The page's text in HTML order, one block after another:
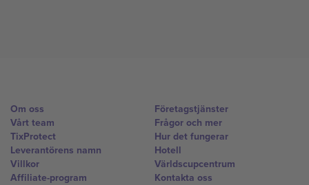
Om oss
Vårt team
TixProtect
Leverantörens namn
Villkor
Affiliate-program
Företagstjänster
Frågor och mer
Hur det fungerar
Hotell
Världscupcentrum
Kontakta oss